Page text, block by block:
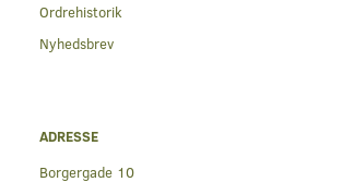
Ordrehistorik
Nyhedsbrev
ADRESSE
Borgergade 10